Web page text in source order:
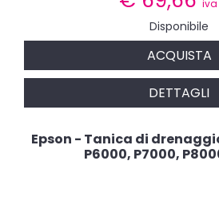
iva
Disponibile
ACQUISTA
DETTAGLI
Epson - Tanica di drenaggio
P6000, P7000,